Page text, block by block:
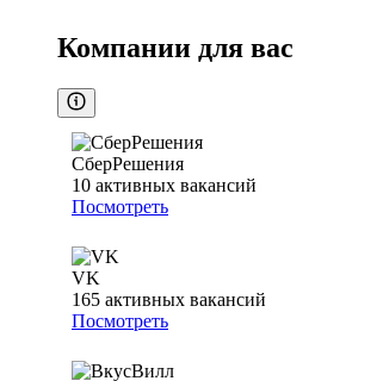
Компании для вас
СберРешения
10 активных вакансий
Посмотреть
VK
165 активных вакансий
Посмотреть